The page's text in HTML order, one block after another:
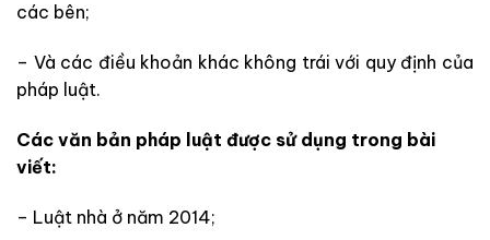
các bên;
– Và các điều khoản khác không trái với quy định của
pháp luật.
Các văn bản pháp luật được sử dụng trong bài
viết:
– Luật nhà ở năm 2014;